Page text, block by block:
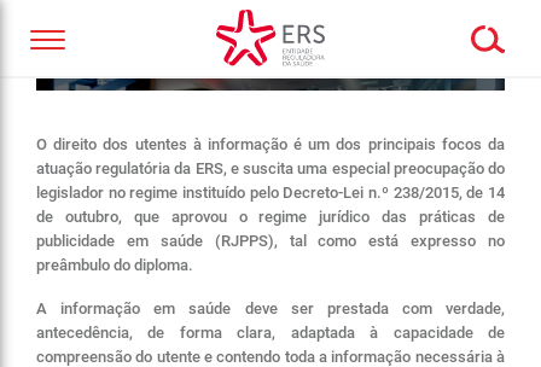
O direito dos utentes à informação é um dos principais focos da
atuação regulatória da ERS, e suscita uma especial preocupação do
legislador no regime instituído pelo Decreto-Lei n.º 238/2015, de 14
de outubro, que aprovou o regime jurídico das práticas de
publicidade em saúde (RJPPS), tal como está expresso no
preâmbulo do diploma.
A informação em saúde deve ser prestada com verdade,
antecedência, de forma clara, adaptada à capacidade de
compreensão do utente e contendo toda a informação necessária à